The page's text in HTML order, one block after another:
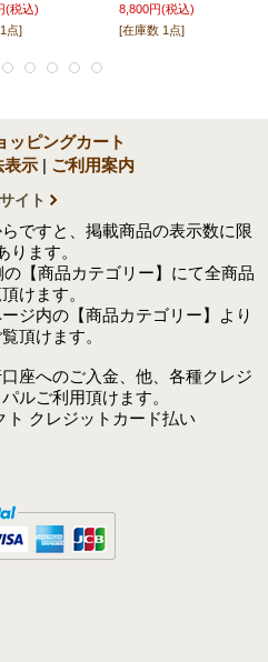
(税込)
点]
8,800円(税込)
[在庫数 1点]
ッピングカート
表示 | ご利用案内
イト
ですと、掲載商品の表示数に限
ります。
【商品カテゴリー】にて全商品
けます。
ジ内の【商品カテゴリー】より
頂けます。
座へのご入金、他、各種クレジ
ルご利用頂けます。